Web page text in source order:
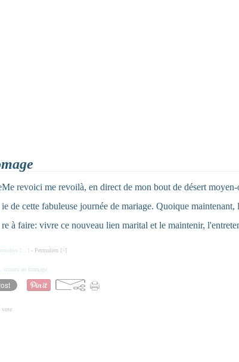
Me revoici me revoilà, en direct de mon bout de désert
ie de cette fabuleuse journée de mariage. Quoique maintenant,
re à faire: vivre ce nouveau lien marital et le maintenir,
[ ] - Permalien [#]
scones au fromage
vote